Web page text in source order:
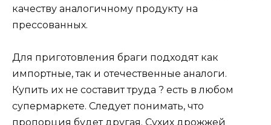
качеству аналогичному продукту на
прессованных.
Для приготовления браги подходят как
импортные, так и отечественные аналоги.
Купить их не составит труда ? есть в любом
супермаркете. Следует понимать, что
пропорция будет другая. Сухих дрожжей